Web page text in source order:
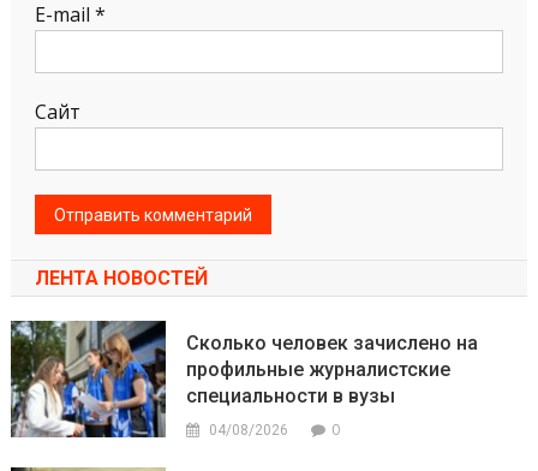
E-mail *
Сайт
ЛЕНТА НОВОСТЕЙ
Сколько человек зачислено на
профильные журналистские
специальности в вузы
04/08/2026 0